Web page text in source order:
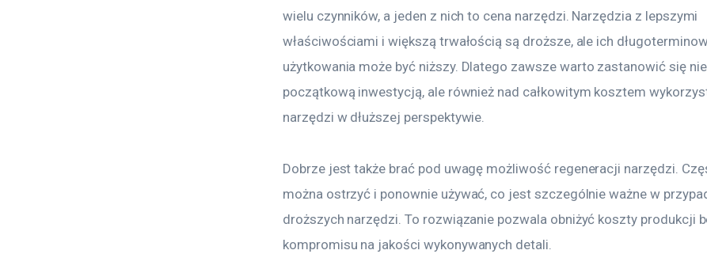
wielu czynników, a jeden z nich to cena narzędzi. Narzędzia z lepszymi
właściwościami i większą trwałością są droższe, ale ich
użytkowania może być niższy. Dlatego zawsze warto zastanowić się
początkową inwestycją, ale również nad całkowitym kosztem
narzędzi w dłuższej perspektywie.
Dobrze jest także brać pod uwagę możliwość regeneracji narzędzi.
można ostrzyć i ponownie używać, co jest szczególnie ważne w
droższych narzędzi. To rozwiązanie pozwala obniżyć koszty produkcji
kompromisu na jakości wykonywanych detali.